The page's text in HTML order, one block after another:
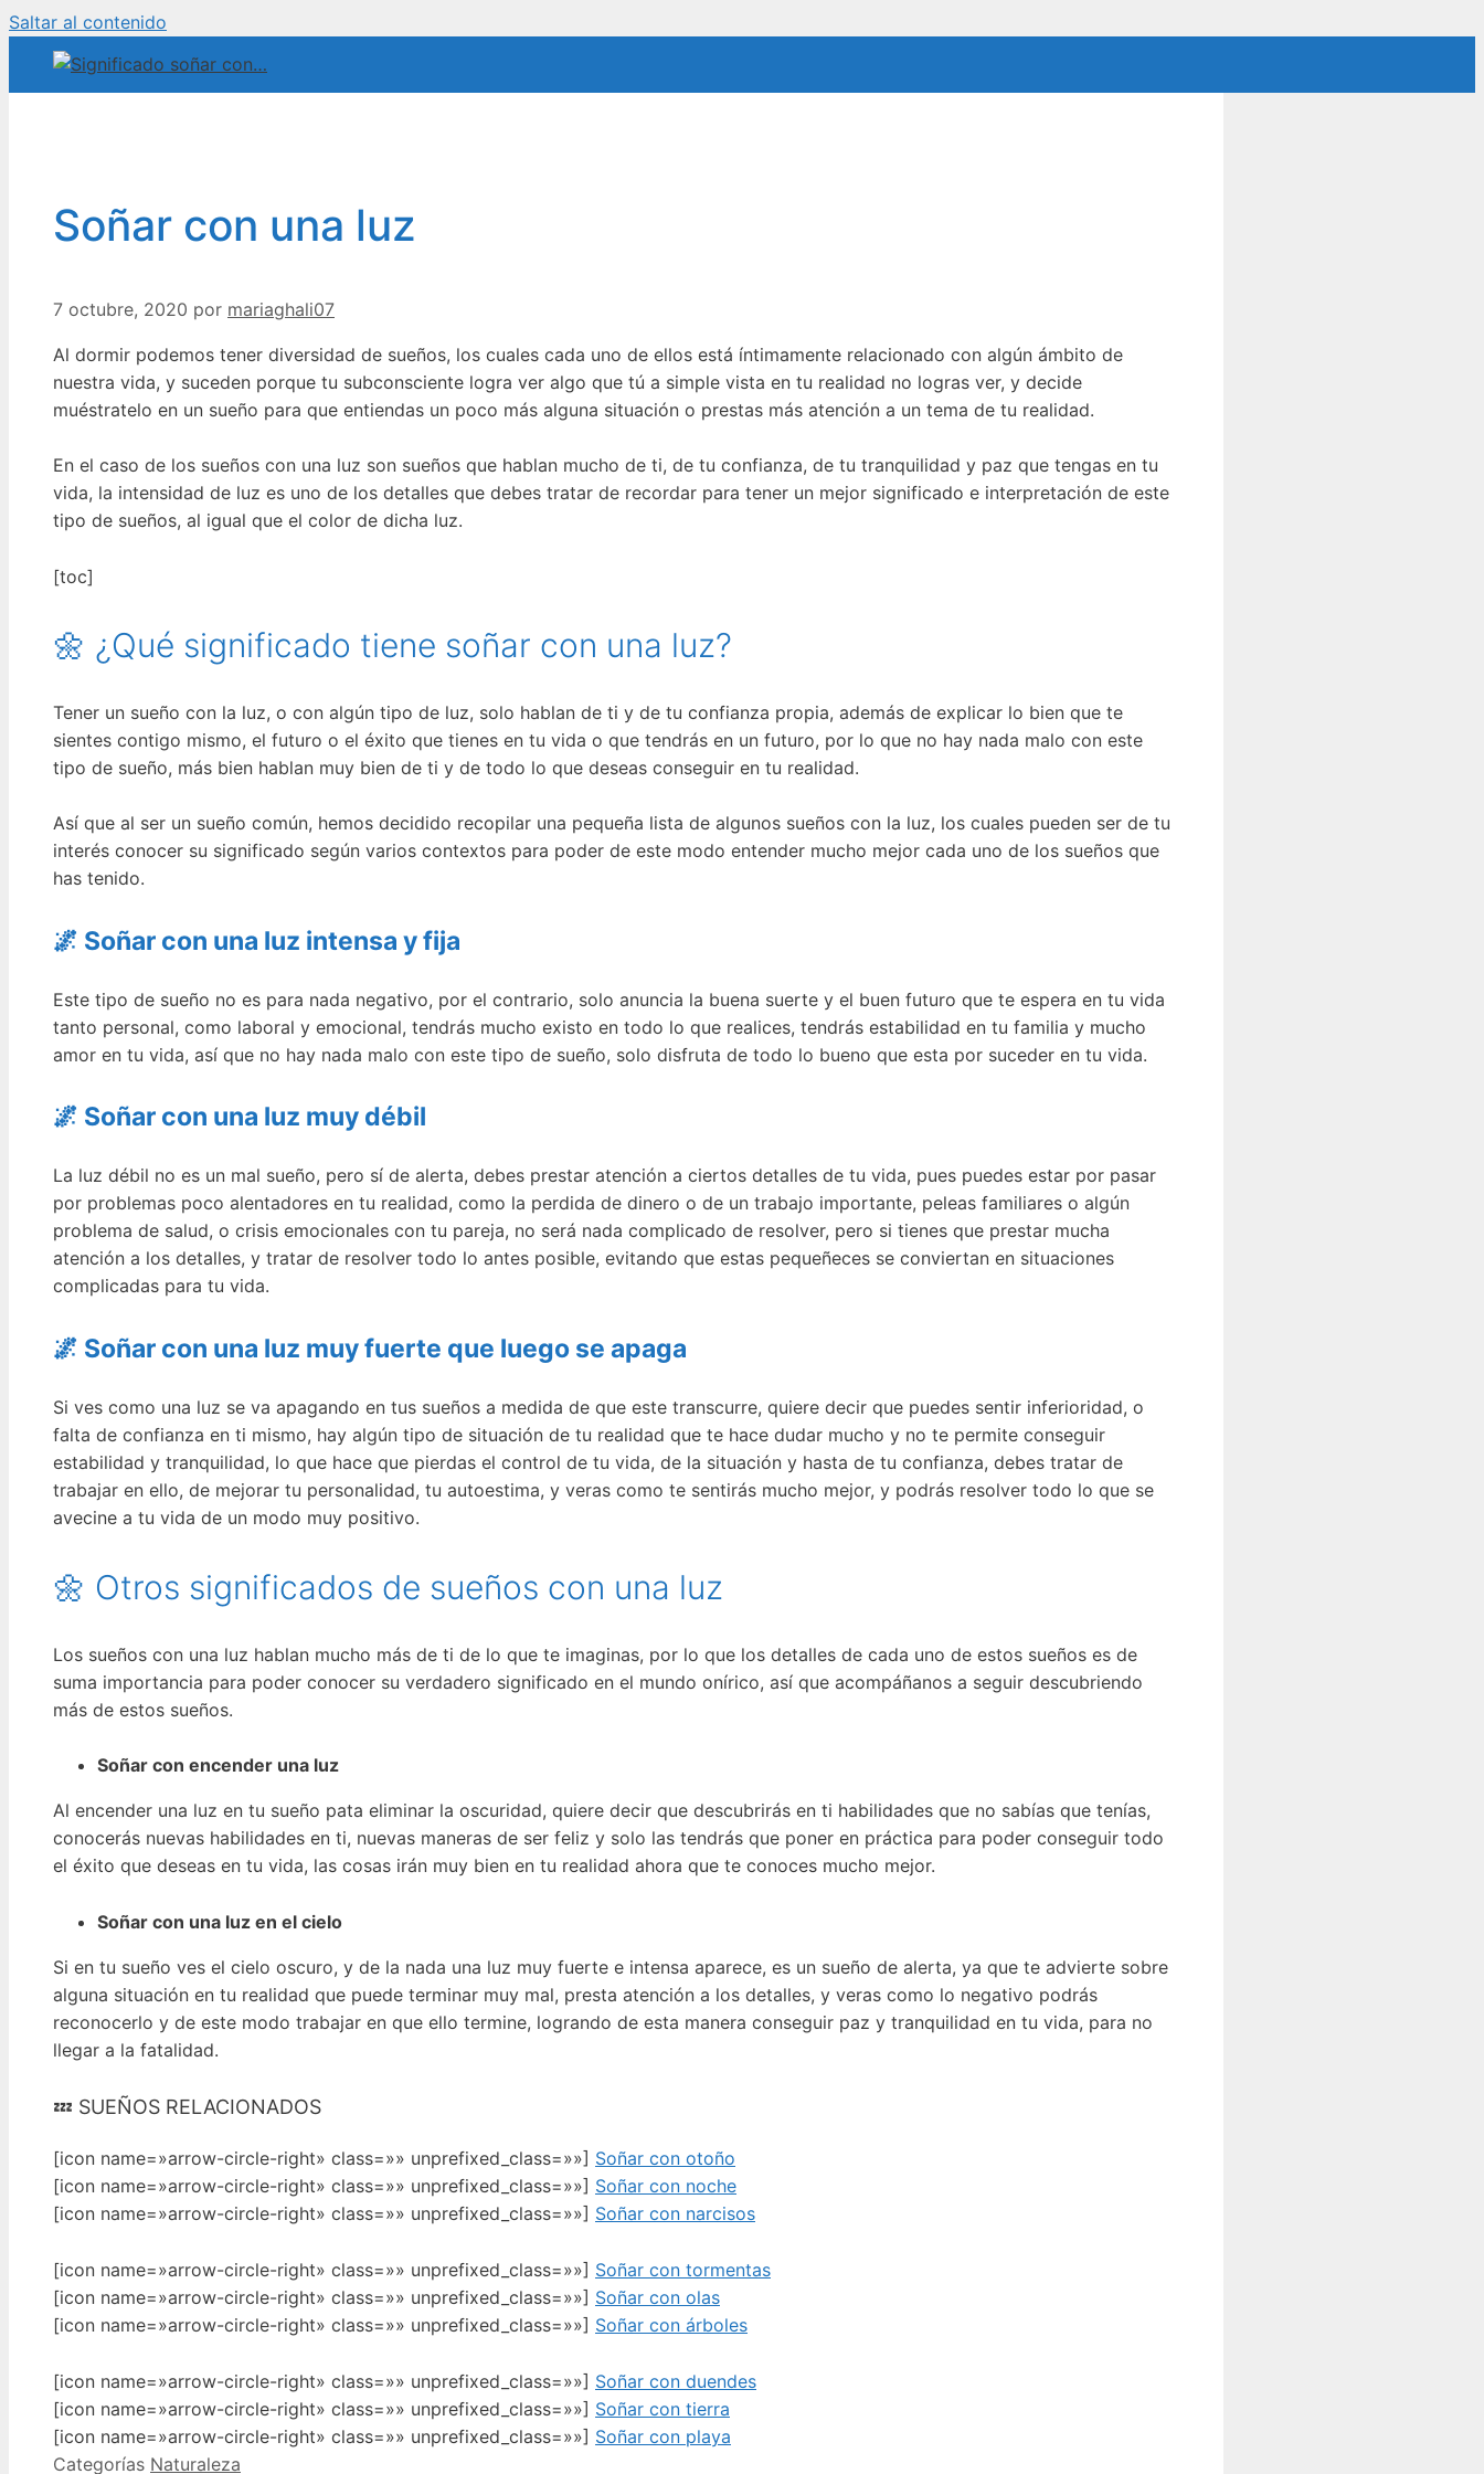
Saltar al contenido
Soñar con una luz
7 octubre, 2020 por mariaghali07
Al dormir podemos tener diversidad de sueños, los cuales cada uno de ellos está íntimamente relacionado con algún ámbito de
nuestra vida, y suceden porque tu subconsciente logra ver algo que tú a simple vista en tu realidad no logras ver, y decide
muéstratelo en un sueño para que entiendas un poco más alguna situación o prestas más atención a un tema de tu realidad.
En el caso de los sueños con una luz son sueños que hablan mucho de ti, de tu confianza, de tu tranquilidad y paz que tengas en tu
vida, la intensidad de luz es uno de los detalles que debes tratar de recordar para tener un mejor significado e interpretación de este
tipo de sueños, al igual que el color de dicha luz.
[toc]
🌼 ¿Qué significado tiene soñar con una luz?
Tener un sueño con la luz, o con algún tipo de luz, solo hablan de ti y de tu confianza propia, además de explicar lo bien que te
sientes contigo mismo, el futuro o el éxito que tienes en tu vida o que tendrás en un futuro, por lo que no hay nada malo con este
tipo de sueño, más bien hablan muy bien de ti y de todo lo que deseas conseguir en tu realidad.
Así que al ser un sueño común, hemos decidido recopilar una pequeña lista de algunos sueños con la luz, los cuales pueden ser de tu
interés conocer su significado según varios contextos para poder de este modo entender mucho mejor cada uno de los sueños que
has tenido.
🌌 Soñar con una luz intensa y fija
Este tipo de sueño no es para nada negativo, por el contrario, solo anuncia la buena suerte y el buen futuro que te espera en tu vida
tanto personal, como laboral y emocional, tendrás mucho existo en todo lo que realices, tendrás estabilidad en tu familia y mucho
amor en tu vida, así que no hay nada malo con este tipo de sueño, solo disfruta de todo lo bueno que esta por suceder en tu vida.
🌌 Soñar con una luz muy débil
La luz débil no es un mal sueño, pero sí de alerta, debes prestar atención a ciertos detalles de tu vida, pues puedes estar por pasar
por problemas poco alentadores en tu realidad, como la perdida de dinero o de un trabajo importante, peleas familiares o algún
problema de salud, o crisis emocionales con tu pareja, no será nada complicado de resolver, pero si tienes que prestar mucha
atención a los detalles, y tratar de resolver todo lo antes posible, evitando que estas pequeñeces se conviertan en situaciones
complicadas para tu vida.
🌌 Soñar con una luz muy fuerte que luego se apaga
Si ves como una luz se va apagando en tus sueños a medida de que este transcurre, quiere decir que puedes sentir inferioridad, o
falta de confianza en ti mismo, hay algún tipo de situación de tu realidad que te hace dudar mucho y no te permite conseguir
estabilidad y tranquilidad, lo que hace que pierdas el control de tu vida, de la situación y hasta de tu confianza, debes tratar de
trabajar en ello, de mejorar tu personalidad, tu autoestima, y veras como te sentirás mucho mejor, y podrás resolver todo lo que se
avecine a tu vida de un modo muy positivo.
🌼 Otros significados de sueños con una luz
Los sueños con una luz hablan mucho más de ti de lo que te imaginas, por lo que los detalles de cada uno de estos sueños es de
suma importancia para poder conocer su verdadero significado en el mundo onírico, así que acompáñanos a seguir descubriendo
más de estos sueños.
Soñar con encender una luz
Al encender una luz en tu sueño pata eliminar la oscuridad, quiere decir que descubrirás en ti habilidades que no sabías que tenías,
conocerás nuevas habilidades en ti, nuevas maneras de ser feliz y solo las tendrás que poner en práctica para poder conseguir todo
el éxito que deseas en tu vida, las cosas irán muy bien en tu realidad ahora que te conoces mucho mejor.
Soñar con una luz en el cielo
Si en tu sueño ves el cielo oscuro, y de la nada una luz muy fuerte e intensa aparece, es un sueño de alerta, ya que te advierte sobre
alguna situación en tu realidad que puede terminar muy mal, presta atención a los detalles, y veras como lo negativo podrás
reconocerlo y de este modo trabajar en que ello termine, logrando de esta manera conseguir paz y tranquilidad en tu vida, para no
llegar a la fatalidad.
💤 SUEÑOS RELACIONADOS
[icon name=»arrow-circle-right» class=»» unprefixed_class=»»] Soñar con otoño
[icon name=»arrow-circle-right» class=»» unprefixed_class=»»] Soñar con noche
[icon name=»arrow-circle-right» class=»» unprefixed_class=»»] Soñar con narcisos
[icon name=»arrow-circle-right» class=»» unprefixed_class=»»] Soñar con tormentas
[icon name=»arrow-circle-right» class=»» unprefixed_class=»»] Soñar con olas
[icon name=»arrow-circle-right» class=»» unprefixed_class=»»] Soñar con árboles
[icon name=»arrow-circle-right» class=»» unprefixed_class=»»] Soñar con duendes
[icon name=»arrow-circle-right» class=»» unprefixed_class=»»] Soñar con tierra
[icon name=»arrow-circle-right» class=»» unprefixed_class=»»] Soñar con playa
Categorías Naturaleza